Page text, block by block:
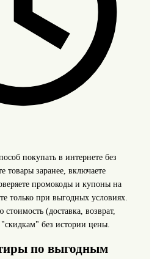
покупать в интернете без
товары заранее, включаете
промокоды и купоны на
только при выгодных условиях.
(доставка, возврат,
без истории цены.
по выгодным